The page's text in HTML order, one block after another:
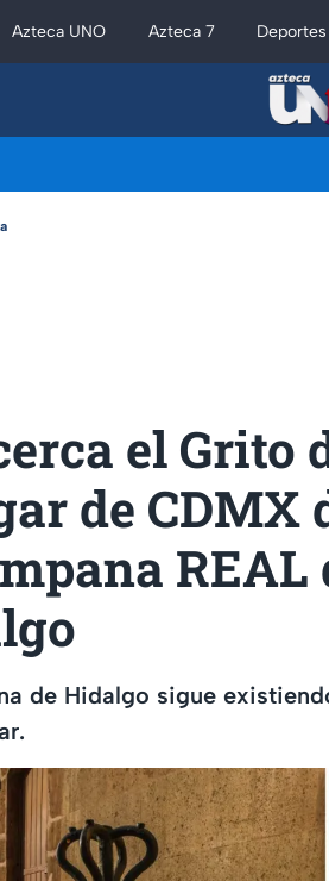
Azteca UNO Azteca 7 Deportes
el Grito
de CDMX
de Hidalgo sigue